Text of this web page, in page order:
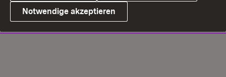
Notwendige akzeptieren